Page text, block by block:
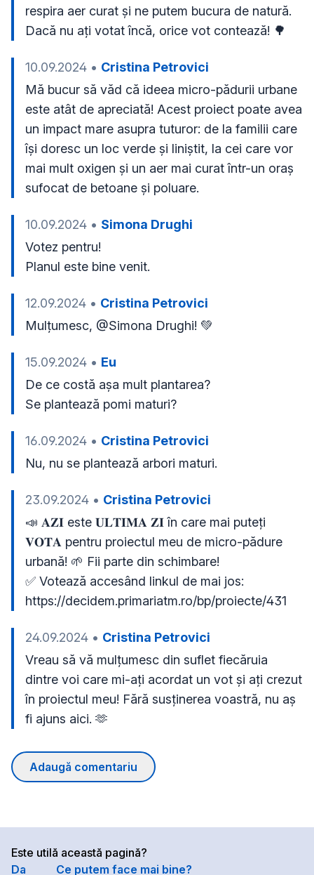
respira aer curat și ne putem bucura de natură.
Dacă nu ați votat încă, orice vot contează! 🌳
10.09.2024 • Cristina Petrovici
Mă bucur să văd că ideea micro-pădurii urbane
este atât de apreciată! Acest proiect poate avea
un impact mare asupra tuturor: de la familii care
își doresc un loc verde și liniștit, la cei care vor
mai mult oxigen și un aer mai curat într-un oraș
sufocat de betoane și poluare.
10.09.2024 • Simona Drughi
Votez pentru!
Planul este bine venit.
12.09.2024 • Cristina Petrovici
Mulțumesc, @Simona Drughi! 💚
15.09.2024 • Eu
De ce costă așa mult plantarea?
Se plantează pomi maturi?
16.09.2024 • Cristina Petrovici
Nu, nu se plantează arbori maturi.
23.09.2024 • Cristina Petrovici
📣 𝐀𝐙𝐈 este 𝐔𝐋𝐓𝐈𝐌𝐀 𝐙𝐈 în care mai puteți
𝐕𝐎𝐓𝐀 pentru proiectul meu de micro-pădure
urbană! 🌱 Fii parte din schimbare!
✅ Votează accesând linkul de mai jos:
https://decidem.primariatm.ro/bp/proiecte/431
24.09.2024 • Cristina Petrovici
Vreau să vă mulțumesc din suflet fiecăruia
dintre voi care mi-ați acordat un vot și ați crezut
în proiectul meu! Fără susținerea voastră, nu aș
fi ajuns aici. 🫶
Adaugă comentariu
Este utilă această pagină?
Da
Ce putem face mai bine?